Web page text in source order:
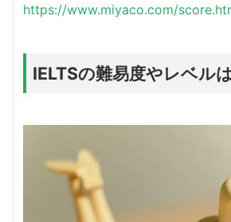
https://www.miyaco.com/
IELTSの難易度やレベル